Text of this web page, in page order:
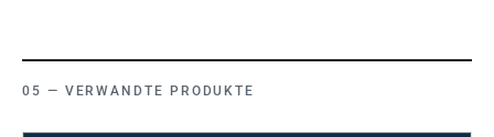
VERWANDTE PRODUKTE